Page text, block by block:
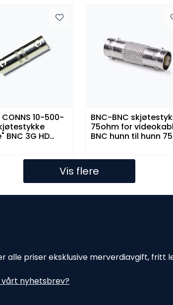
CONNS 10-500-
BNC 3G HD
BNC-BNC
75ohm for
BNC hunn til hunn 75
Vis flere
alle priser eksklusive merverdiavgift, fritt
nyhetsbrev?